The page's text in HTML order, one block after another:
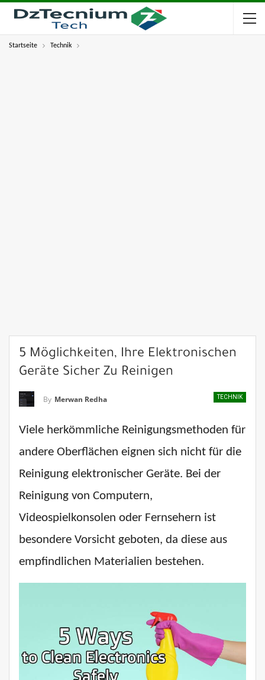
Startseite Technik
5 Möglichkeiten, Ihre Elektronischen
Geräte Sicher Zu Reinigen
TECHNIK
By Merwan Redha
Viele herkömmliche Reinigungsmethoden für
andere Oberflächen eignen sich nicht für die
Reinigung elektronischer Geräte. Bei der
Reinigung von Computern,
Videospielkonsolen oder Fernsehern ist
besondere Vorsicht geboten, da diese aus
empfindlichen Materialien bestehen.